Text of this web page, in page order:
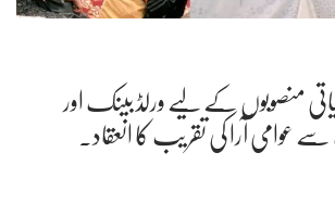
منصوبوں کے لیے ورلڈ بینک اور
آرا کی تقریب کا انعقاد۔